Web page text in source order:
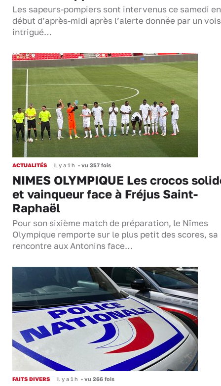
Les sapeurs-pompiers sont intervenus ce samedi en
début d’après-midi après l’alerte donnée par un
intrigué…
ACTUALITÉS Il y a 1 h • vu 357 fois
NIMES OLYMPIQUE Les crocos
et vainqueur face à Fréjus Saint-
Raphaël
Pour son sixième match de préparation, le Nîmes
Olympique remporte sur le plus petit des scores, sa
rencontre aux Antonins face…
FAITS DIVERS Il y a 1 h • vu 266 fois